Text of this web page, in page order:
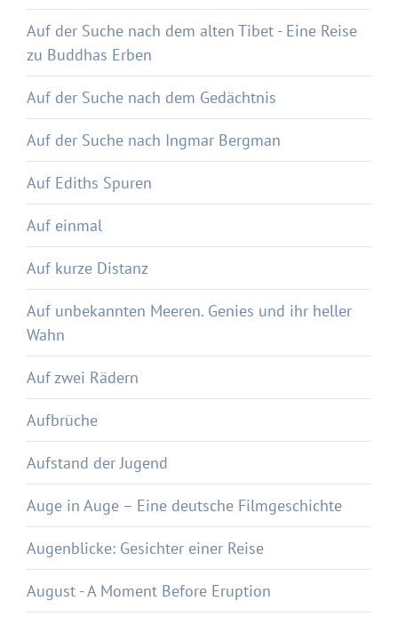
Auf der Suche nach dem alten Tibet - Eine Reise
zu Buddhas Erben
Auf der Suche nach dem Gedächtnis
Auf der Suche nach Ingmar Bergman
Auf Ediths Spuren
Auf einmal
Auf kurze Distanz
Auf unbekannten Meeren. Genies und ihr heller
Wahn
Auf zwei Rädern
Aufbrüche
Aufstand der Jugend
Auge in Auge – Eine deutsche Filmgeschichte
Augenblicke: Gesichter einer Reise
August - A Moment Before Eruption